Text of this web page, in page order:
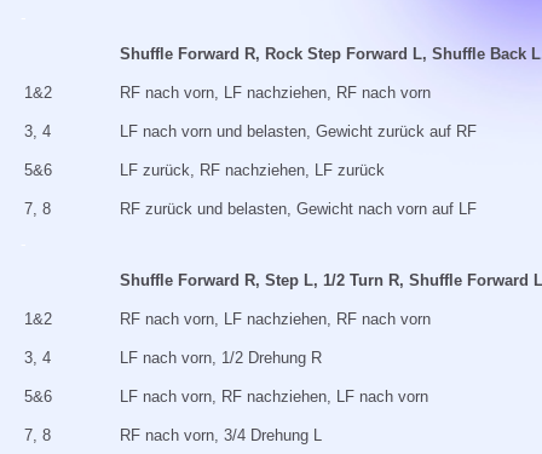
Shuffle Forward R, Rock Step Forward L, Shuffle Back
1&2 RF nach vorn, LF nachziehen, RF nach vorn
3, 4 LF nach vorn und belasten, Gewicht zurück auf RF
5&6 LF zurück, RF nachziehen, LF zurück
7, 8 RF zurück und belasten, Gewicht nach vorn auf LF
Shuffle Forward R, Step L, 1/2 Turn R, Shuffle Forward
1&2 RF nach vorn, LF nachziehen, RF nach vorn
3, 4 LF nach vorn, 1/2 Drehung R
5&6 LF nach vorn, RF nachziehen, LF nach vorn
7, 8 RF nach vorn, 3/4 Drehung L